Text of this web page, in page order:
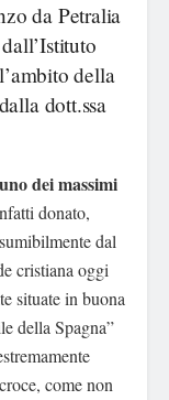
da Petralia
della
dott.ssa
dei massimi
donato,
dal
cristiana oggi
situate in buona
della Spagna”
come non